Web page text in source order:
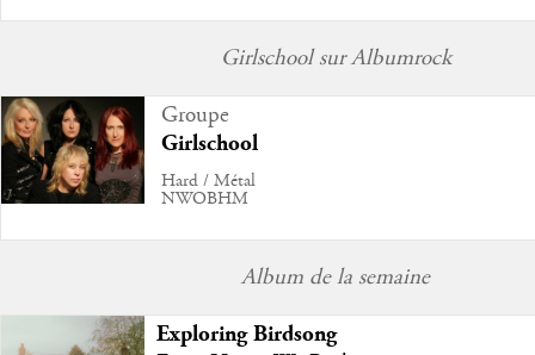
Girlschool sur Albumrock
Groupe
Girlschool
Hard / Métal
NWOBHM
Album de la semaine
Exploring Birdsong